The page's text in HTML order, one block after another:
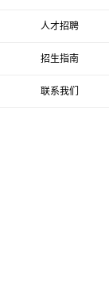
人才招聘
招生指南
联系我们